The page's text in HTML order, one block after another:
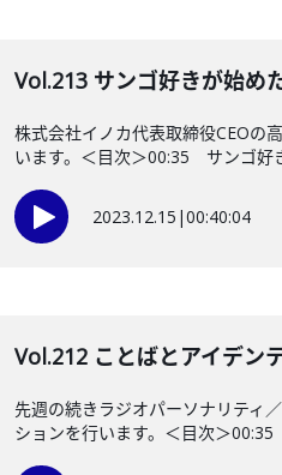
Vol.213 サンゴ好きが始め
株式会社イノカ代表取締役CEOの
います。＜目次＞00:35 サンゴ好
2023.12.15 |00:40:04
Vol.212 ことばとアイデン
先週の続きラジオパーソナリティ
ションを行います。＜目次＞